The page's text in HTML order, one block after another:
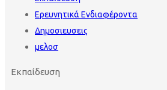
Ερευνητικά Ενδιαφέροντα
Δημοσιευσεις
μελοσ
Εκπαίδευση